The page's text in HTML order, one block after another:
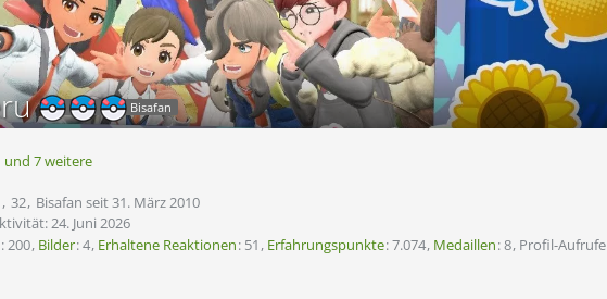
Bisafan
und 7 weitere
32 Bisafan seit 31. März 2010
24. Juni 2026
200 Bilder 4 Erhaltene Reaktionen 51 Erfahrungspunkte 7.074 Medaillen 8 Profil-Aufrufe